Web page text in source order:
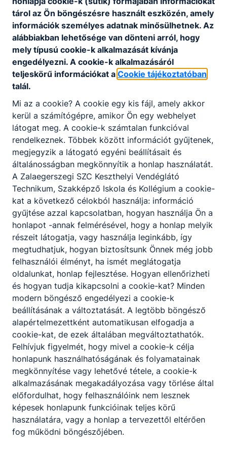
generációi menedzselték. Iskolánk első
igazgatója, dr. Horváth József 1964-ben a kezdeti
nehézségekkel dacolva nagy lelkesedéssel fogott
hozzá hagyományrendszerünk, oktatási
filozófiánk kialakításához. Sokszínű kulturális élet
jellemezte ekkor az iskolát, és megszületett a
vendéglátó/szálloda szakos főiskolai képzés
terve. 1977-ben dr. Horváth Zoltán vette át a
stafétabotot. Igazgatása idején megélénkültek a
külföldi kapcsolatok, 1982 nyarán oktatási
kabinet nyílt Juventus néven, majd 1990-től
elindult az integrált képzés. 1992 augusztusától
Muszatics László igazgató úr lett az intézmény
vezetője. 1995-ben vendéglátó menedzser post-
secondary félfőiskolai képzés, majd 2002-ben
idegenforgalmi szakmenedzser AIFSZ képzés
indult, falusi turizmus szakiránnyal. Újabb
kiemelkedő lépés az iskola életében a Veszprémi
Egyetem (a mai Pannon Egyetem) Georgikon
Mezőgazdaságtudományi Karral (a mai Magyar
Agrár- és Élettudományi Egyetem (MATE) közös
vendéglátó és szálloda szakos főiskolai képzés
beindulása 2004 februárjában, vendéglátó és
szálloda szakon. Így kijelenthető, hogy az
országban talán egyedülállóan, megvalósult a
négyszintű képzés intézményünkben. Erre az
időre tehető az iskolaépület bővítése
emeletráépítéssel és az oktatási kabinet
megújítása. Újraindul a szakiskolások
szakközépiskolája, a felnőttképzés és a
sportosztály, emellett nyelvi előkészítő és
kereskedelem-marketing képzés is folyt.
2007 augusztusa óta Fisli István az iskola
igazgatója, aki meggyőződéssel vallja, hogy a
VSZK most is a térség, régió fejlődésének
motorja. Innovatív szemlélet és számos sikeres
tárol az Ön böngészésre használt eszközén, amely
információk személyes adatnak minősülhetnek. Az
alábbiakban lehetősége van dönteni arról, hogy
mely típusú cookie-k alkalmazását kívánja
engedélyezni. A cookie-k alkalmazásáról
teljeskörű információkat a Cookie tájékoztatóban
talál.
Mi az a cookie? A cookie egy kis fájl, amely akkor
kerül a számítógépre, amikor Ön egy webhelyet
látogat meg. A cookie-k számtalan funkcióval
rendelkeznek. Többek között információt gyűjtenek,
megjegyzik a látogató egyéni beállításait és
általánosságban megkönnyítik a honlap használatát.
A Zalaegerszegi SZC Keszthelyi Vendéglátó
Technikum, Szakképző Iskola és Kollégium a cookie-
kat a következő célokból használja: információ
gyűjtése azzal kapcsolatban, hogyan használja Ön a
honlapot -annak felmérésével, hogy a honlap melyik
részeit látogatja, vagy használja leginkább, így
megtudhatjuk, hogyan biztosítsunk Önnek még jobb
felhasználói élményt, ha ismét meglátogatja
oldalunkat, honlap fejlesztése. Hogyan ellenőrizheti
és hogyan tudja kikapcsolni a cookie-kat? Minden
modern böngésző engedélyezi a cookie-k
beállításának a változtatását. A legtöbb böngésző
alapértelmezettként automatikusan elfogadja a
cookie-kat, de ezek általában megváltoztathatók.
Felhívjuk figyelmét, hogy mivel a cookie-k célja
honlapunk használhatóságának és folyamatainak
megkönnyítése vagy lehetővé tétele, a cookie-k
alkalmazásának megakadályozása vagy törlése által
előfordulhat, hogy felhasználóink nem lesznek
képesek honlapunk funkcióinak teljes körű
használatára, vagy a honlap a tervezettől eltérően
fog működni böngészőjében.